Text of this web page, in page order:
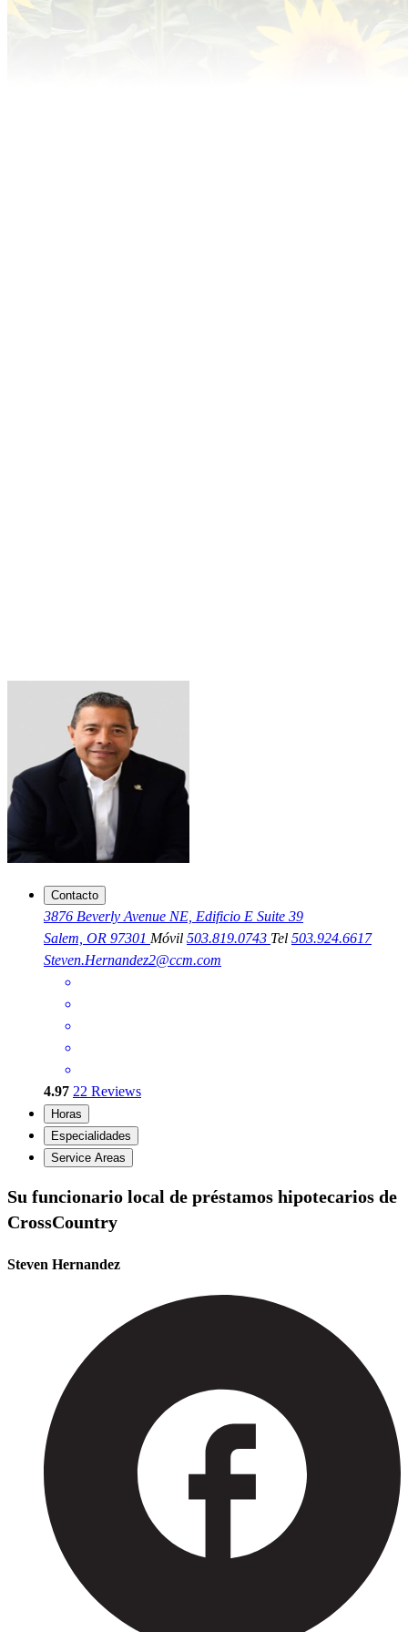
Contacto
3876 Beverly Avenue NE, Edificio E Suite 39
Salem, OR 97301 Móvil 503.819.0743 Tel 503.924.6617
Steven.Hernandez2@ccm.com
4.97 22 Reviews
Horas
Especialidades
Service Areas
Su funcionario local de préstamos hipotecarios de
CrossCountry
Steven Hernandez